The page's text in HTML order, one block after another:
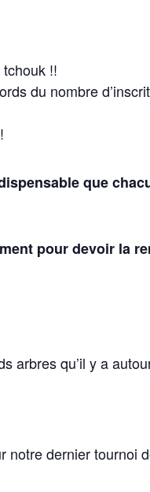
!!
du nombre
que
pour devoir la
arbres qu’il y a
notre dernier tournoi